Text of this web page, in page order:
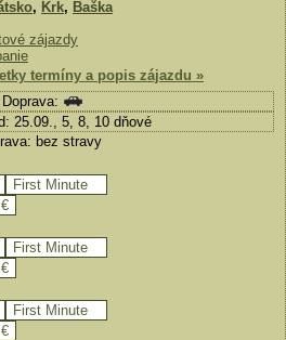
, Krk, Baška
zájazdy
termíny a popis zájazdu »
Doprava:
25.09., 5, 8, 10 dňové
bez stravy
First Minute
First Minute
First Minute